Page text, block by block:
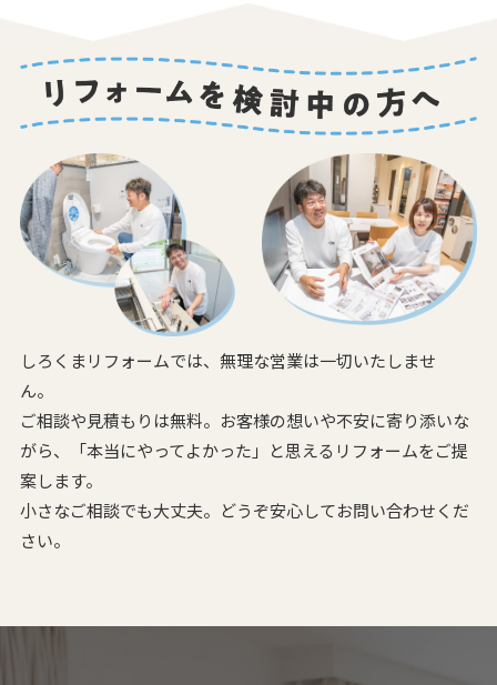
しろくまリフォームでは、無理な営業は一切いたしませ
ん。
ご相談や見積もりは無料。お客様の想いや不安に寄り添いな
がら、
「本当にやってよかった」と思えるリフォームをご提
案します。
小さなご相談でも大丈夫。どうぞ安心してお問い合わせくだ
さい。